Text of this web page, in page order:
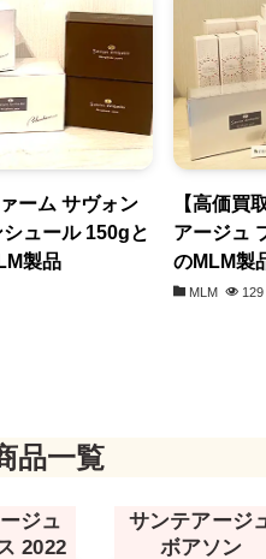
ーム サヴォン
ュール 150gと
製品
【高価買
アージュ
のMLM製
MLM 129
品一覧
ジュ
2022
サンテアージ
ボアソン